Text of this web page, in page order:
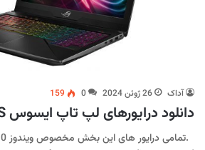
آداک 26 ژوئن 2024 0
159
دانلود درایورهای لپ تاپ ایسوس GL503VS